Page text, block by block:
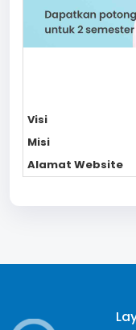
Visi
Misi
Alamat Website